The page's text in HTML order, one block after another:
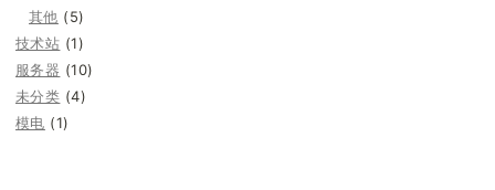
其他 (5)
技术站 (1)
服务器 (10)
未分类 (4)
模电 (1)